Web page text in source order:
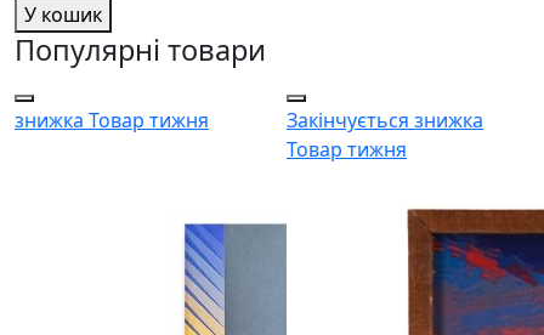
У кошик
Популярні товари
знижка Товар тижня Закінчується знижка
Товар тижня